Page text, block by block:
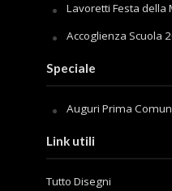
Lavoretti Festa della
Accoglienza Scuola
Speciale
Auguri Prima
Link utili
Tutto Disegni